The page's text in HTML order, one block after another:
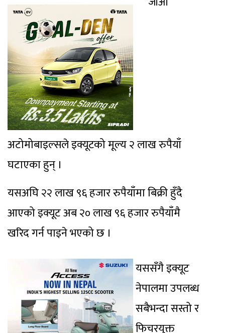
अटोमोबाइल्सले इक्यूटको मूल्य २ लाख रुपैयाँ
घटाएका हुन् ।
यसअघि २२ लाख ९६ हजार रुपैयाँमा बिक्री हुँदै
आएको इक्यूट अब २० लाख ९६ हजार रुपैयाँमै
खरिद गर्न पाइने भएको छ ।
यससँगै इक्यूट
नेपालमा उपलब्ध
सबैभन्दा सस्तो र
फिचरयुक्त